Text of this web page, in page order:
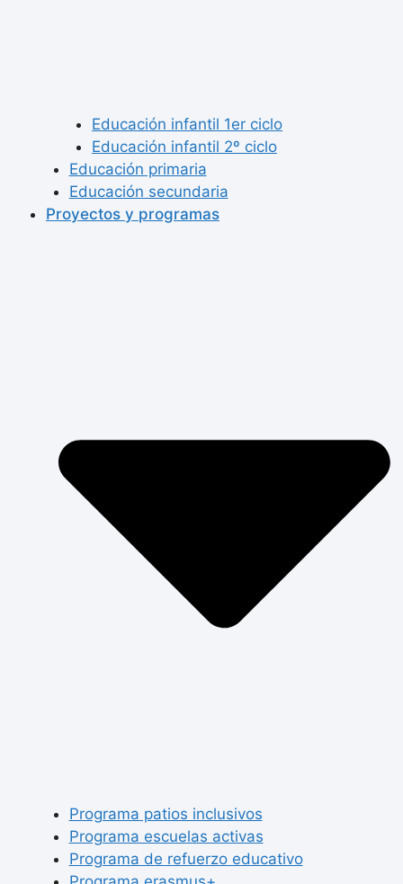
Educación infantil 1er ciclo
Educación infantil 2º ciclo
Educación primaria
Educación secundaria
Proyectos y programas
Programa patios inclusivos
Programa escuelas activas
Programa de refuerzo educativo